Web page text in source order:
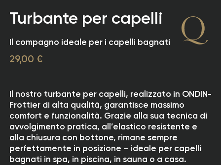
Turbante per capelli
Il compagno ideale per i capelli bagnati
29,00 €
Il nostro turbante per capelli, realizzato in ONDIN-
Frottier di alta qualità, garantisce massimo
comfort e funzionalità. Grazie alla sua tecnica di
avvolgimento pratica, all’elastico resistente e
alla chiusura con bottone, rimane sempre
perfettamente in posizione – ideale per capelli
bagnati in spa, in piscina, in sauna o a casa.